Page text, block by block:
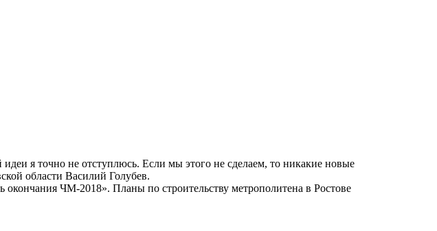
я точно не отступлюсь. Если мы этого не сделаем, то никакие новые
области Василий Голубев.
окончания ЧМ-2018». Планы по строительству метрополитена в Ростове